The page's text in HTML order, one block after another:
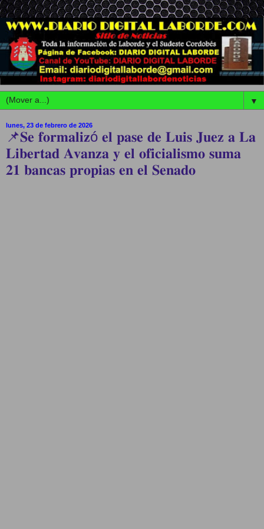
▼
lunes, 23 de febrero de 2026
📌𝐒𝐞 𝐟𝐨𝐫𝐦𝐚𝐥𝐢𝐳ó 𝐞𝐥 𝐩𝐚𝐬𝐞 𝐝𝐞 𝐋𝐮𝐢𝐬 𝐉𝐮𝐞𝐳 𝐚 𝐋𝐚
𝐋𝐢𝐛𝐞𝐫𝐭𝐚𝐝 𝐀𝐯𝐚𝐧𝐳𝐚 𝐲 𝐞𝐥 𝐨𝐟𝐢𝐜𝐢𝐚𝐥𝐢𝐬𝐦𝐨 𝐬𝐮𝐦𝐚
𝟐𝟏 𝐛𝐚𝐧𝐜𝐚𝐬 𝐩𝐫𝐨𝐩𝐢𝐚𝐬 𝐞𝐧 𝐞𝐥 𝐒𝐞𝐧𝐚𝐝𝐨